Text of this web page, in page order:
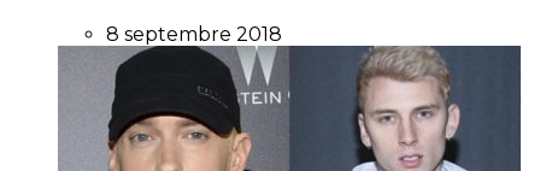
8 septembre 2018